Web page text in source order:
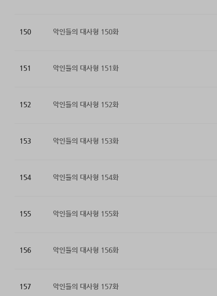
150 악인들의 대사형 150화
151 악인들의 대사형 151화
152 악인들의 대사형 152화
153 악인들의 대사형 153화
154 악인들의 대사형 154화
155 악인들의 대사형 155화
156 악인들의 대사형 156화
157 악인들의 대사형 157화